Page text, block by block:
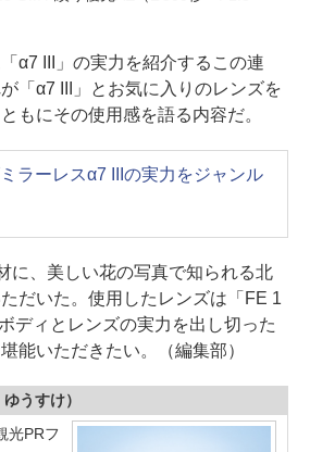
α7 III」の実力を紹介するこの連
「α7 III」とお気に入りのレンズを
もにその使用感を語る内容だ。
ラーレスα7 IIIの実力をジャンル
に、美しい花の写真で知られる北
だいた。使用したレンズは「FE 1
ディとレンズの実力を出し切った
能いただきたい。（編集部）
うすけ）
光PRフ